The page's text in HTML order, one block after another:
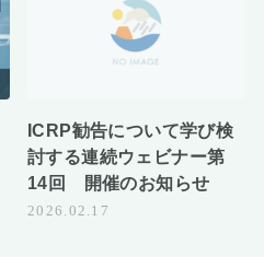
ICRP勧告について学び検
討する連続ウェビナー第
14回 開催のお知らせ
2026.02.17